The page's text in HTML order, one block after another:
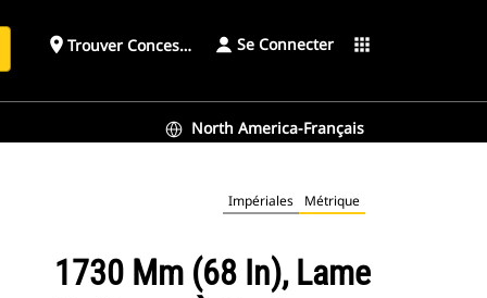
place Trouver ConcessionnaireSe Connecter apps
North America-Français
Impériales Métrique
1730 Mm (68 In), Lame